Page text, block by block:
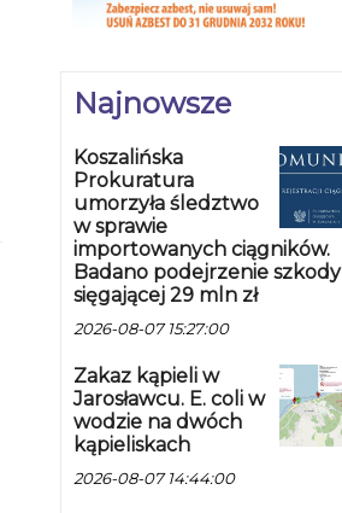
Najnowsze
Koszalińska
Prokuratura
umorzyła śledztwo
w sprawie
importowanych ciągników.
Badano podejrzenie szkody
sięgającej 29 mln zł
2026-08-07 15:27:00
Zakaz kąpieli w
Jarosławcu. E. coli w
wodzie na dwóch
kąpieliskach
2026-08-07 14:44:00